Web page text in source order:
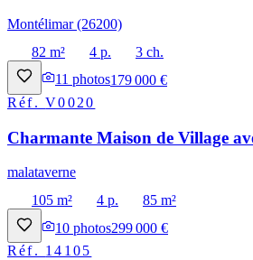
Montélimar (26200)
82 m²
4 p.
3 ch.
11 photos179 000 €
Réf.V0020
Charmante Maison de Village
malataverne
105 m²
4 p.
85 m²
10 photos299 000 €
Réf. 14105